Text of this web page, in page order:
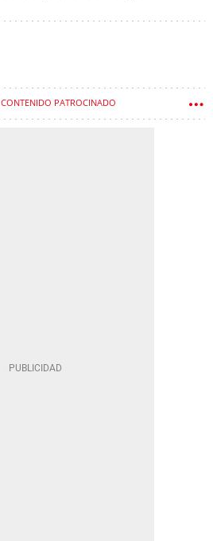
CONTENIDO PATROCINADO